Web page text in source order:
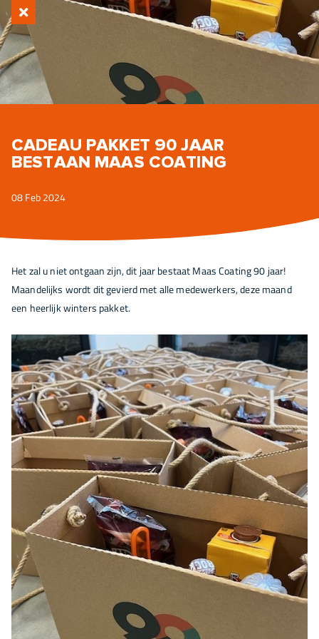
CADEAU PAKKET 90 JAAR
BESTAAN MAAS COATING
08 Feb 2024
Het zal u niet ontgaan zijn, dit jaar bestaat Maas Coating 90 jaar!
Maandelijks wordt dit gevierd met alle medewerkers, deze maand
een heerlijk winters pakket.